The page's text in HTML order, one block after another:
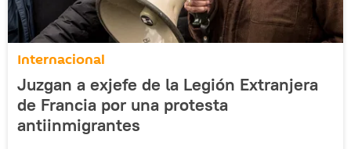
Internacional
Juzgan a exjefe de la Legión Extranjera
de Francia por una protesta
antiinmigrantes